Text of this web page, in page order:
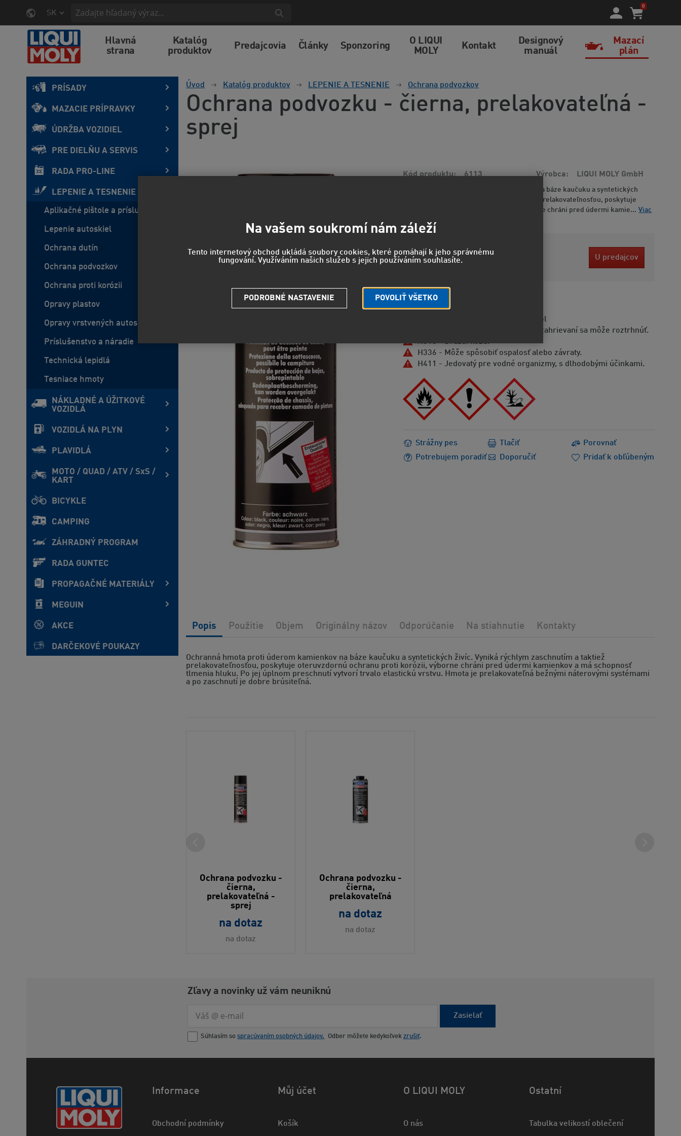
SK
0
Hlavná
strana
Katalóg
produktov
Predajcovia Články Sponzoring
O LIQUI
MOLY
Kontakt
Designový
manuál
Mazací
plán
PRÍSADY
MAZACIE PRÍPRAVKY
ÚDRŽBA VOZIDIEL
PRE DIELŇU A SERVIS
RADA PRO-LINE
LEPENIE A TESNENIE
Aplikačné pištole a príslušenstvo
Lepenie autoskiel
Ochrana dutín
Ochrana podvozkov
Ochrana proti korózii
Opravy plastov
Opravy vrstvených autoskiel
Príslušenstvo a náradie
Technická lepidlá
Tesniace hmoty
NÁKLADNÉ A ÚŽITKOVÉ
VOZIDLÁ
VOZIDLÁ NA PLYN
PLAVIDLÁ
MOTO / QUAD / ATV / SxS /
KART
BICYKLE
CAMPING
ZÁHRADNÝ PROGRAM
RADA GUNTEC
PROPAGAČNÉ MATERIÁLY
MEGUIN
AKCE
DARČEKOVÉ POUKAZY
Úvod Katalóg produktov LEPENIE A TESNENIE Ochrana podvozkov
Ochrana podvozku - čierna, prelakovateľná -
sprej
Kód produktu 6113 Výrobca LIQUI MOLY GmbH
Ochranná hmota proti úderom kamienkov na báze kaučuku a syntetických
živíc. Vyniká rýchlym zaschnutím a taktiež prelakovateľnosťou, poskytuje
oteruvzdornú ochranu proti korózii, výborne chráni pred údermi kamie... Viac
19,69 EUR U predajcov
H222 - Mimoriadne horľavý aerosól
H229 - Nádoba je pod tlakom: pri zahrievaní sa môže roztrhnúť.
H315 - Dráždi kožu.
H336 - Môže spôsobiť ospalosť alebo závraty.
H411 - Jedovatý pre vodné organizmy, s dlhodobými účinkami.
NEBEZPEČENSTVO
Strážny pes
Porovnať
Potrebujem poradiť
Doporučiť
Tlačiť
Pridať k obľúbeným
Ochranná hmota proti úderom kamienkov na báze kaučuku a syntetických živíc. Vyniká rýchlym zaschnutím a taktiež
prelakovateľnosťou, poskytuje oteruvzdornú ochranu proti korózii, výborne chráni pred údermi kamienkov a má schopnosť
tlmenia hluku. Po jej úplnom preschnutí vytvorí trvalo elastickú vrstvu. Hmota je prelakovateľná bežnými náterovými systémami
a po zaschnutí je dobre brúsiteľná.
Popis Použitie Objem Originálny názov Odporúčanie Na stiahnutie Kontakty
Ochrana podvozku -
čierna,
prelakovateľná -
sprej
na dotaz
na dotaz
Ochrana podvozku -
čierna,
prelakovateľná
na dotaz
na dotaz
Zľavy a novinky už vám neuniknú
Zasielať
Súhlasím so spracúvaním osobných údajov. Odber môžete kedykoľvek zrušiť.
Informace
Obchodní podmínky
Můj účet
Košík
O LIQUI MOLY
O nás
Ostatní
Tabulka velikostí oblečení
Na vašem soukromí nám záleží
Tento internetový obchod ukládá soubory cookies, které pomáhají k jeho správnému
fungování. Využíváním našich služeb s jejich používáním souhlasíte.
POVOLIŤ VŠETKO
PODROBNÉ NASTAVENIE